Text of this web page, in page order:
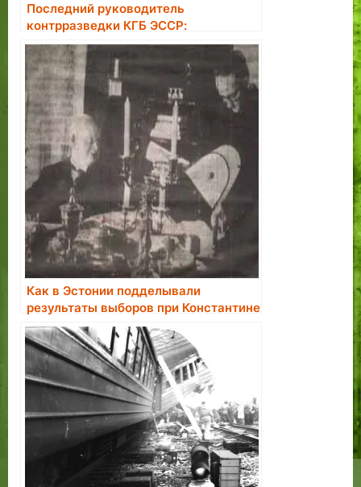
Последний руководитель
контрразведки КГБ ЭССР:
большинство завербованных в
агенты считали это большой честью
Как в Эстонии подделывали
результаты выборов при Константине
Пятсе.